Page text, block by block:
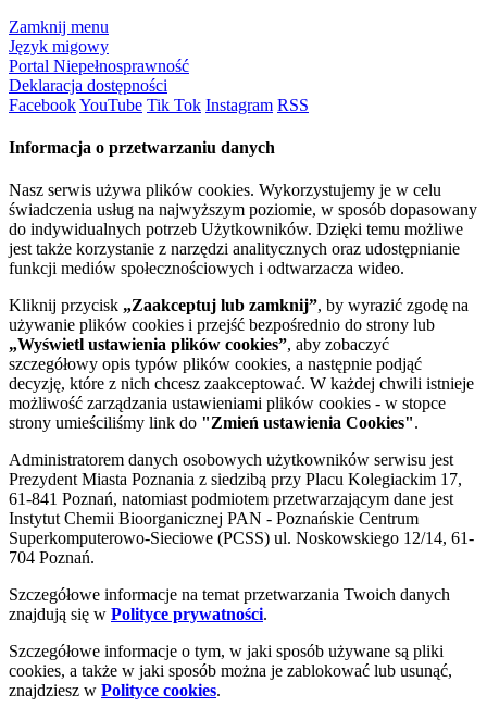
Zamknij menu
Język migowy
Portal Niepełnosprawność
Deklaracja dostępności
FacebookYouTube Tik Tok Instagram RSS
Informacja o przetwarzaniu danych
Nasz serwis używa plików cookies. Wykorzystujemy je w celu
świadczenia usług na najwyższym poziomie, w sposób dopasowany
do indywidualnych potrzeb Użytkowników. Dzięki temu możliwe
jest także korzystanie z narzędzi analitycznych oraz udostępnianie
funkcji mediów społecznościowych i odtwarzacza wideo.
Kliknij przycisk „Zaakceptuj lub zamknij”, by wyrazić zgodę na
używanie plików cookies i przejść bezpośrednio do strony lub
„Wyświetl ustawienia plików cookies”, aby zobaczyć
szczegółowy opis typów plików cookies, a następnie podjąć
decyzję, które z nich chcesz zaakceptować. W każdej chwili istnieje
możliwość zarządzania ustawieniami plików cookies - w stopce
strony umieściliśmy link do "Zmień ustawienia Cookies".
Administratorem danych osobowych użytkowników serwisu jest
Prezydent Miasta Poznania z siedzibą przy Placu Kolegiackim 17,
61-841 Poznań, natomiast podmiotem przetwarzającym dane jest
Instytut Chemii Bioorganicznej PAN - Poznańskie Centrum
Superkomputerowo-Sieciowe (PCSS) ul. Noskowskiego 12/14, 61-
704 Poznań.
Szczegółowe informacje na temat przetwarzania Twoich danych
znajdują się w Polityce prywatności.
Szczegółowe informacje o tym, w jaki sposób używane są pliki
cookies, a także w jaki sposób można je zablokować lub usunąć,
znajdziesz w Polityce cookies.